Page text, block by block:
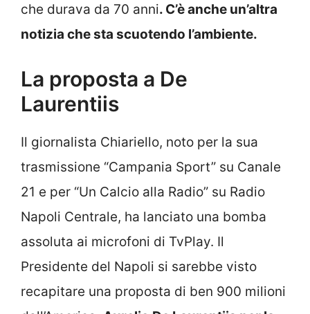
che durava da 70 anni. C’è anche un’altra
notizia che sta scuotendo l’ambiente.
La proposta a De
Laurentiis
Il giornalista Chiariello, noto per la sua
trasmissione “Campania Sport” su Canale
21 e per “Un Calcio alla Radio” su Radio
Napoli Centrale, ha lanciato una bomba
assoluta ai microfoni di TvPlay. Il
Presidente del Napoli si sarebbe visto
recapitare una proposta di ben 900 milioni